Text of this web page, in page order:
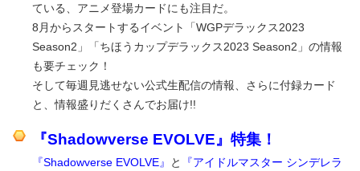
ている、アニメ登場カードにも注目だ。
8月からスタートするイベント「WGPデラックス2023
Season2」「ちほうカップデラックス2023 Season2」の情報
も要チェック！
そして毎週見逃せない公式生配信の情報、さらに付録カード
と、情報盛りだくさんでお届け!!
『Shadowverse EVOLVE』特集！
『Shadowverse EVOLVE』 と
『アイドルマスター シンデレラ